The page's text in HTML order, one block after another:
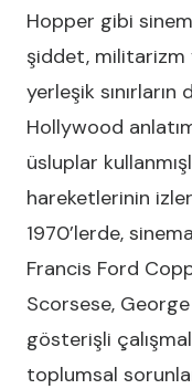
Hopper gibi
şiddet, militarizm
yerleşik sınırların
Hollywood
üsluplar
hareketlerinin
1970’lerde,
Francis Ford
Scorsese,
gösterişli
toplumsal